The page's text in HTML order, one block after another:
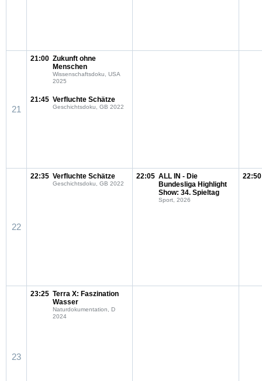
21
21:00 Zukunft ohne
Menschen
Wissenschaftsdoku, USA
2025
21:45 Verfluchte Schätze
Geschichtsdoku, GB 2022
22
22:35 Verfluchte Schätze
Geschichtsdoku, GB 2022
22:05 ALL IN - Die
Bundesliga Highlight
Show: 34. Spieltag
Sport, 2026
22:50
23
23:25 Terra X: Faszination
Wasser
Naturdokumentation, D
2024